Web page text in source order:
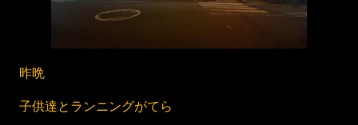
昨晩
子供達とランニングがてら